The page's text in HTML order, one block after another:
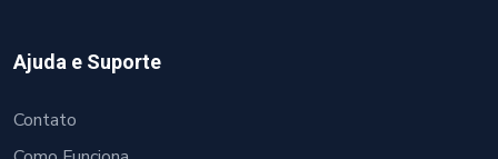
Ajuda e Suporte
Contato